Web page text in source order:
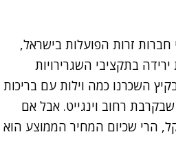
זרות הפועלות בישראל,
בתקציבי השגרירויות
השכרנו כמה וילות עם בריכות
רחוב וינגייט. אבל אם
נכסים בסכומים של יותר מ־25 אלף שקל, הרי שכיום המחיר הממוצע הוא